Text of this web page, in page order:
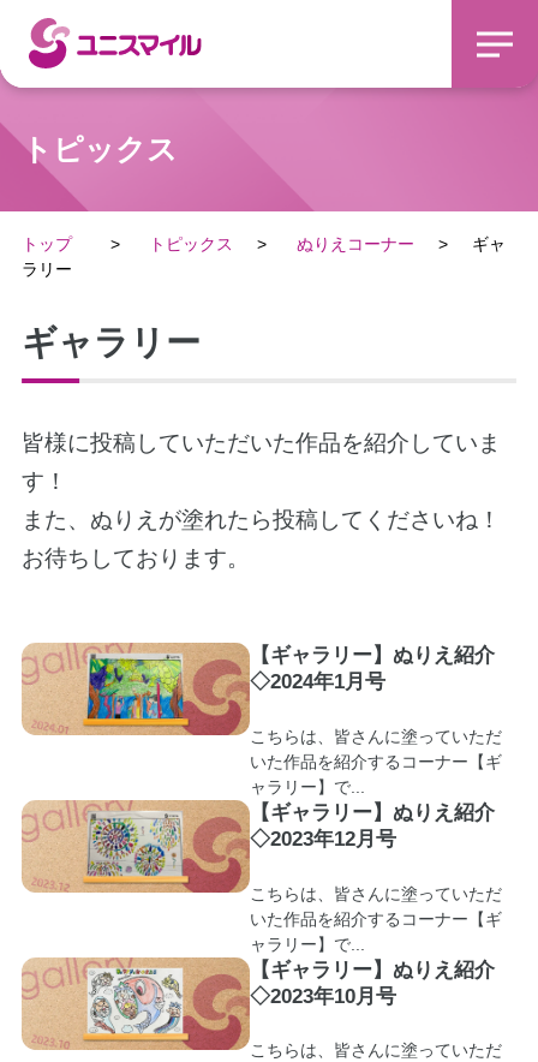
トピックス
トップ トピックス ぬりえコーナー
ギャ
ラリー
ギャラリー
皆様に投稿していただいた作品を紹介していま
す！
また、ぬりえが塗れたら投稿してくださいね！
お待ちしております。
【ギャラリー】ぬりえ紹介
◇2024年1月号
こちらは、皆さんに塗っていただ
いた作品を紹介するコーナー【ギ
ャラリー】で...
【ギャラリー】ぬりえ紹介
◇2023年12月号
こちらは、皆さんに塗っていただ
いた作品を紹介するコーナー【ギ
ャラリー】で...
【ギャラリー】ぬりえ紹介
◇2023年10月号
こちらは、皆さんに塗っていただ